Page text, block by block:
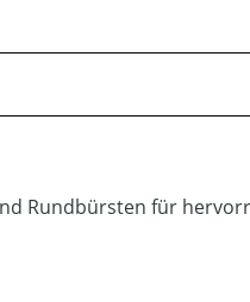
Rundbürsten für